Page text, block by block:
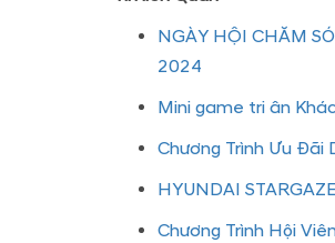
NGÀY HỘI CHĂM
2024
Mini game tri ân
Chương Trình Ưu Đãi
HYUNDAI
Chương Trình Hội